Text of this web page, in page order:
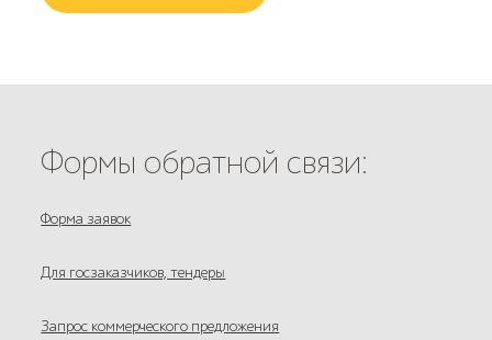
Формы обратной связи:
Форма заявок
Для госзаказчиков, тендеры
Запрос коммерческого предложения